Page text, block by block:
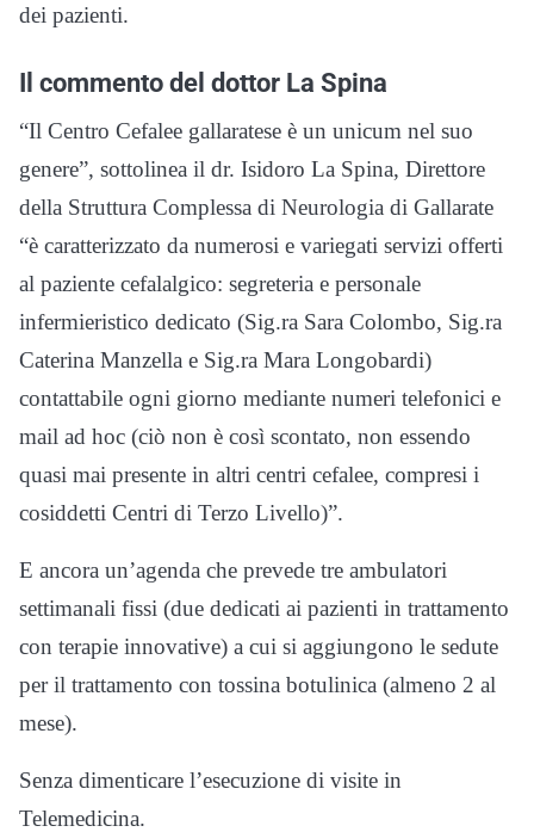
dei pazienti.
Il commento del dottor La Spina
“Il Centro Cefalee gallaratese è un unicum nel suo
genere”, sottolinea il dr. Isidoro La Spina, Direttore
della Struttura Complessa di Neurologia di Gallarate
“è caratterizzato da numerosi e variegati servizi offerti
al paziente cefalalgico: segreteria e personale
infermieristico dedicato (Sig.ra Sara Colombo, Sig.ra
Caterina Manzella e Sig.ra Mara Longobardi)
contattabile ogni giorno mediante numeri telefonici e
mail ad hoc (ciò non è così scontato, non essendo
quasi mai presente in altri centri cefalee, compresi i
cosiddetti Centri di Terzo Livello)”.
E ancora un’agenda che prevede tre ambulatori
settimanali fissi (due dedicati ai pazienti in trattamento
con terapie innovative) a cui si aggiungono le sedute
per il trattamento con tossina botulinica (almeno 2 al
mese).
Senza dimenticare l’esecuzione di visite in
Telemedicina.